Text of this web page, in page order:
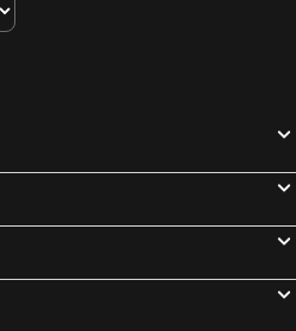
ATLANTIC Congress Hotel Essen